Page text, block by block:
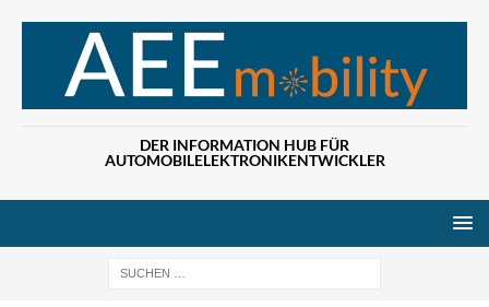
DER INFORMATION HUB FÜR
AUTOMOBILELEKTRONIKENTWICKLER